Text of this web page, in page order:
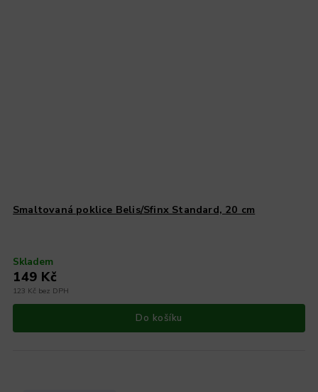
Smaltovaná poklice Belis/Sfinx Standard, 20 cm
Skladem
123 Kč bez DPH
149 Kč
Do košíku